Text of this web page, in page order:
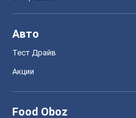
Авто
Тест Драйв
Акции
Food Oboz